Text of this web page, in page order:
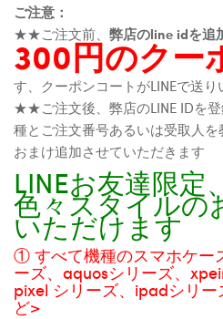
ご注意：
★★ご注文前、 弊店のline idを追
300円のクー
す、クーポンコートがLINEで送り
★★ご注文後、弊店のLINE IDを
種とご注文番号あるいは受取人
おまけ追加させていただきます
LINEお友達限定
色々スタイルの
いただけます
① すべて機種のスマホケー
ーズ、aquosシリーズ、
pixel シリーズ、ipadシリ
ど>